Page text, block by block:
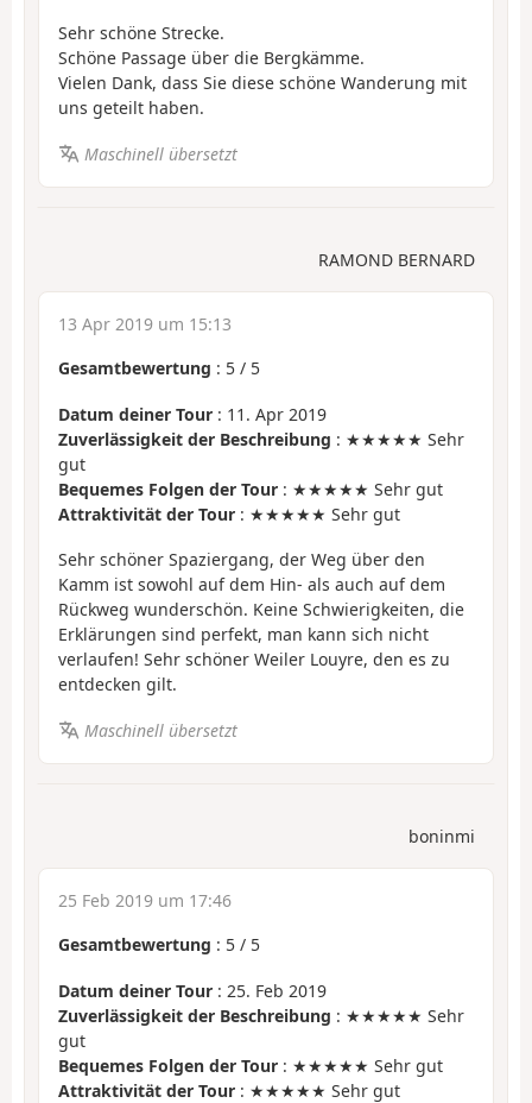
Sehr schöne Strecke.
Schöne Passage über die Bergkämme.
Vielen Dank, dass Sie diese schöne Wanderung mit
uns geteilt haben.
Maschinell übersetzt
RAMOND BERNARD
13 Apr 2019 um 15:13
Gesamtbewertung : 5 / 5
Datum deiner Tour : 11. Apr 2019
Zuverlässigkeit der Beschreibung : ★★★★★ Sehr
gut
Bequemes Folgen der Tour : ★★★★★ Sehr gut
Attraktivität der Tour : ★★★★★ Sehr gut
Sehr schöner Spaziergang, der Weg über den
Kamm ist sowohl auf dem Hin- als auch auf dem
Rückweg wunderschön. Keine Schwierigkeiten, die
Erklärungen sind perfekt, man kann sich nicht
verlaufen! Sehr schöner Weiler Louyre, den es zu
entdecken gilt.
Maschinell übersetzt
boninmi
25 Feb 2019 um 17:46
Gesamtbewertung : 5 / 5
Datum deiner Tour : 25. Feb 2019
Zuverlässigkeit der Beschreibung : ★★★★★ Sehr
gut
Bequemes Folgen der Tour : ★★★★★ Sehr gut
Attraktivität der Tour : ★★★★★ Sehr gut